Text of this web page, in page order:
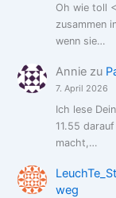
Oh wie toll
zusammen
wenn sie…
Anniezu
7. April 2026
Ich lese
11.55
macht,…
weg